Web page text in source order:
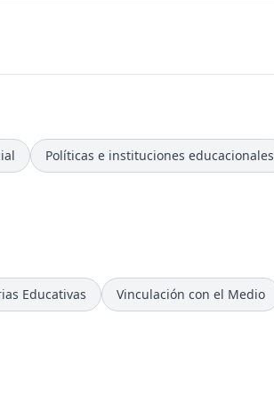
Políticas e instituciones educacionales
Educativas
Vinculación con el Medio